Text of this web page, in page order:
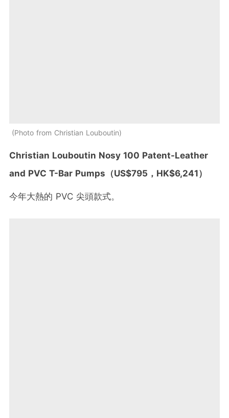
Photo from Christian Louboutin
Christian Louboutin Nosy 100 Patent-Leather
and PVC T-Bar Pumps （US$795 ， HK$6,241）
今年大熱的 PVC 尖頭款式。